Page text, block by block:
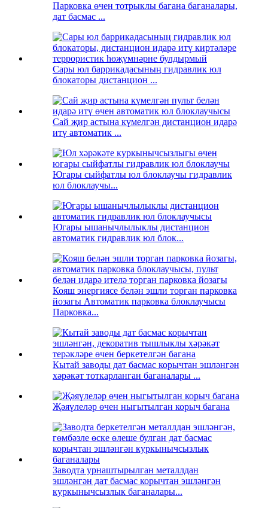
Парковка өчен тотрыклы багана баганалары,
дат басмас ...
Сары юл баррикадасының гидравлик юл
блокаторы дистанцион ...
Сай җир астына күмелгән дистанцион идарә
итү автоматик ...
Югары сыйфатлы юл блоклаучы гидравлик
юл блоклаучы...
Югары ышанычлылыклы дистанцион
автоматик гидравлик юл блок...
Кояш энергиясе белән эшли торган парковка
йозагы Автоматик парковка блоклаучысы
Парковка...
Кытай заводы дат басмас корычтан эшләнгән
хәрәкәт тоткарланган баганалары ...
Җәяүлеләр өчен ныгытылган корыч багана
Заводта урнаштырылган металлдан
эшләнгән дат басмас корычтан эшләнгән
куркынычсызлык баганалары...